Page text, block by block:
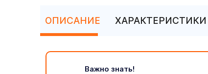
ОПИСАНИЕ ХАРАКТЕРИСТИКИ
Важно знать!